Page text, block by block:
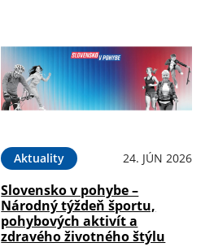
Aktuality 24. JÚN 2026
Slovensko v pohybe –
Národný týždeň športu,
pohybových aktivít a
zdravého životného štýlu